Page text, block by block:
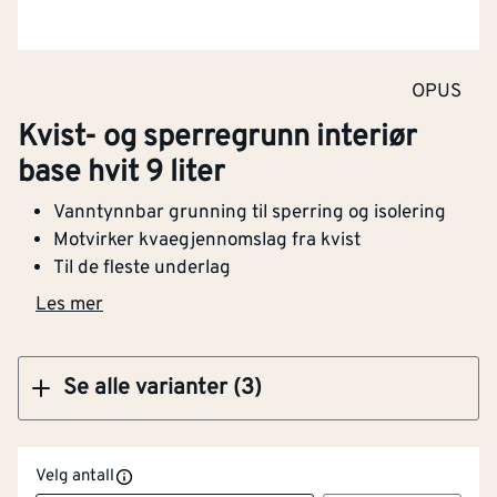
OPUS
Kvist- og sperregrunn interiør
base hvit 9 liter
Vanntynnbar grunning til sperring og isolering
Motvirker kvaegjennomslag fra kvist
Til de fleste underlag
Les mer
Se alle varianter (3)
Kvist- og sperregrunn interiør base hvit 0,68
liter
Klikk og hent
Velg antall